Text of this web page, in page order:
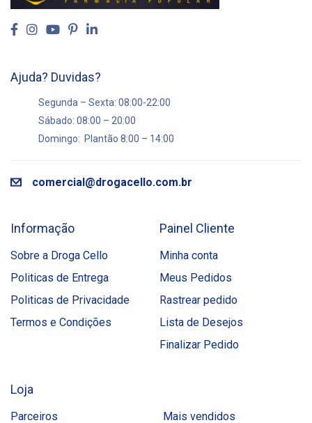
Ajuda? Duvidas?
Segunda – Sexta: 08:00-22:00
Sábado: 08:00 – 20:00
Domingo: Plantão 8:00 – 14:00
comercial@drogacello.com.br
Informação
Sobre a Droga Cello
Politicas de Entrega
Politicas de Privacidade
Termos e Condições
Painel Cliente
Minha conta
Meus Pedidos
Rastrear pedido
Lista de Desejos
Finalizar Pedido
Loja
Parceiros
Mais vendidos